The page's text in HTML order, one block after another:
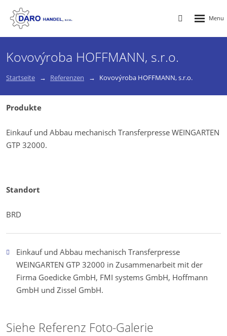
Vyhledávání
Kovovýroba HOFFMANN, s.r.o.
Startseite Referenzen Kovovýroba HOFFMANN, s.r.o.
Produkte
Einkauf und Abbau mechanisch Transferpresse WEINGARTEN
GTP 32000.
Standort
BRD
Einkauf und Abbau mechanisch Transferpresse
WEINGARTEN GTP 32000 in Zusammenarbeit mit der
Firma Goedicke GmbH, FMI systems GmbH, Hoffmann
GmbH und Zissel GmbH.
Siehe Referenz Foto-Galerie